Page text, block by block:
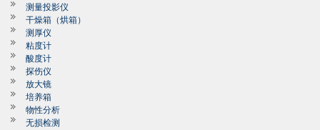
测量投影仪
干燥箱（烘箱）
测厚仪
粘度计
酸度计
探伤仪
放大镜
培养箱
物性分析
无损检测